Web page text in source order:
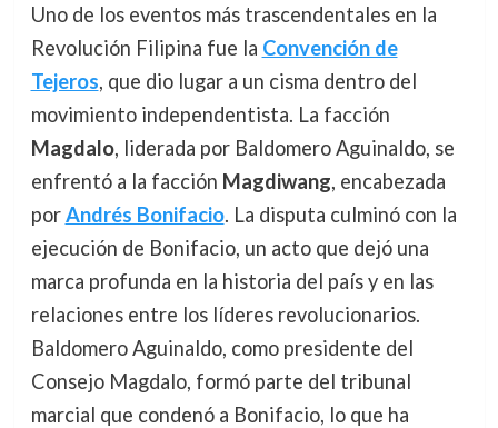
Uno de los eventos más trascendentales en la
Revolución Filipina fue la Convención de
Tejeros, que dio lugar a un cisma dentro del
movimiento independentista. La facción
Magdalo, liderada por Baldomero Aguinaldo, se
enfrentó a la facción Magdiwang, encabezada
porAndrés Bonifacio. La disputa culminó con la
ejecución de Bonifacio, un acto que dejó una
marca profunda en la historia del país y en las
relaciones entre los líderes revolucionarios.
Baldomero Aguinaldo, como presidente del
Consejo Magdalo, formó parte del tribunal
marcial que condenó a Bonifacio, lo que ha